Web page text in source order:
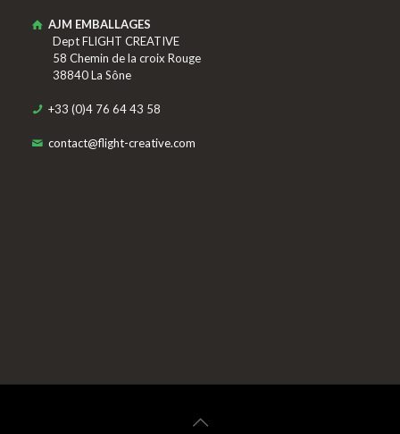
AJM EMBALLAGES
Dept FLIGHT CREATIVE
58 Chemin de la croix Rouge
38840 La Sône
+33 (0)4 76 64 43 58
contact@flight-creative.com